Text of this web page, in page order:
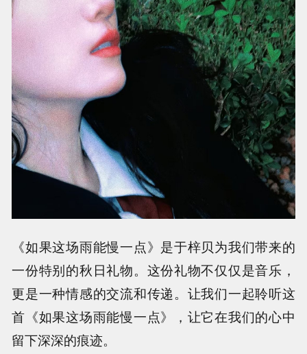
《如果这场雨能慢一点》是于梓贝为我们带来的
一份特别的秋日礼物。这份礼物不仅仅是音乐，
更是一种情感的交流和传递。让我们一起聆听这
首《如果这场雨能慢一点》，让它在我们的心中
留下深深的痕迹。